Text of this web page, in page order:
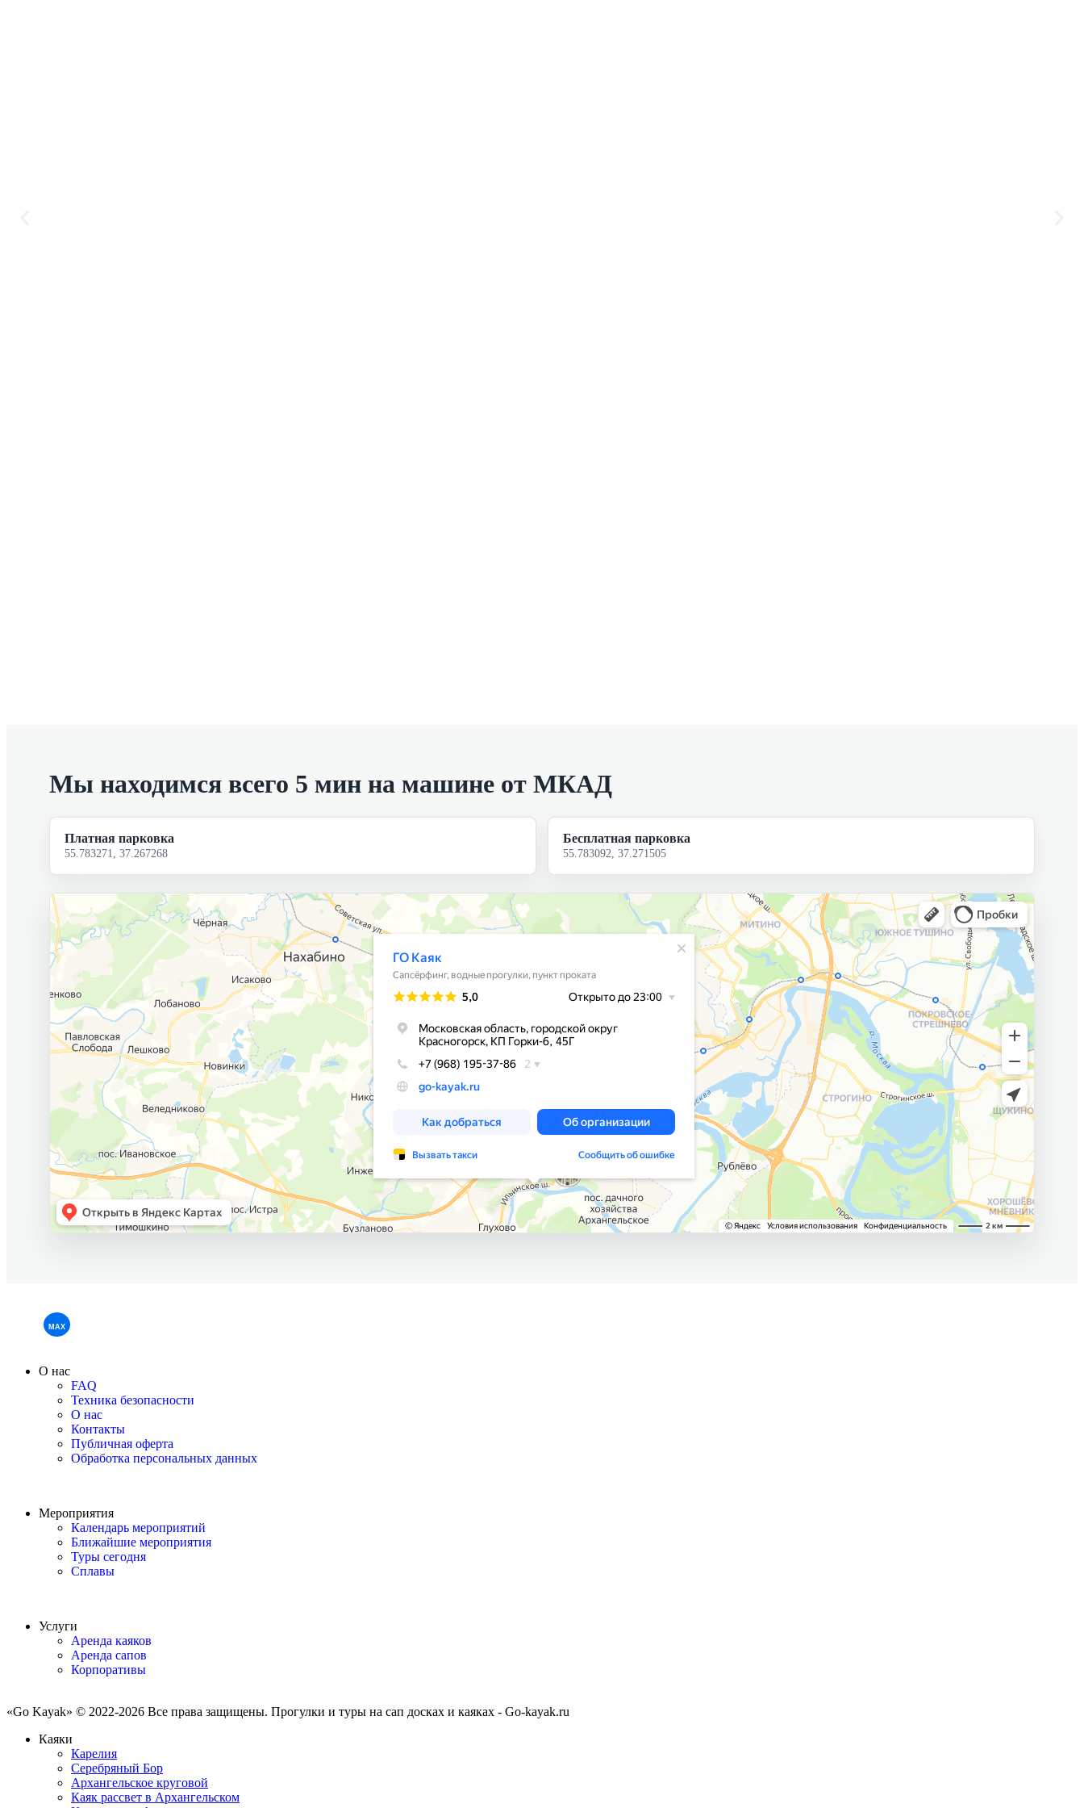
Мы находимся всего 5 мин на машине от МКАД
Платная парковка
55.783271, 37.267268
Бесплатная парковка
55.783092, 37.271505
О нас
FAQ
Техника безопасности
О нас
Контакты
Публичная оферта
Обработка персональных данных
Мероприятия
Календарь мероприятий
Ближайшие мероприятия
Туры сегодня
Сплавы
Услуги
Аренда каяков
Аренда сапов
Корпоративы
«Go Kayak» © 2022-2026 Все права защищены. Прогулки и туры на сап досках и каяках - Go-kayak.ru
Каяки
Карелия
Серебряный Бор
Архангельское круговой
Каяк рассвет в Архангельском